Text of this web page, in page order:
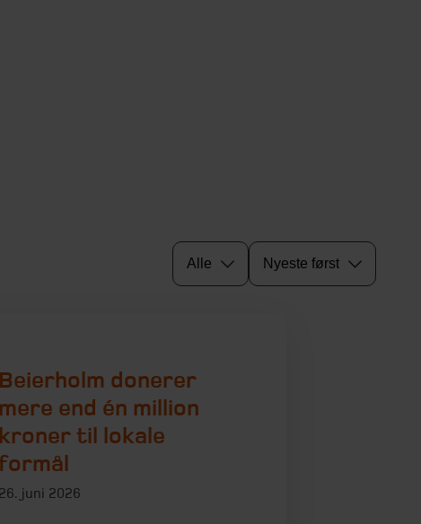
Alle Nyeste først
Beierholm donerer
mere end én million
kroner til lokale
26. juni 2026